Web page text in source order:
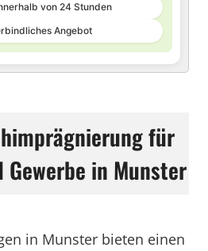
von 24 Stunden
Angebot
für
in Munster
in Munster bieten einen